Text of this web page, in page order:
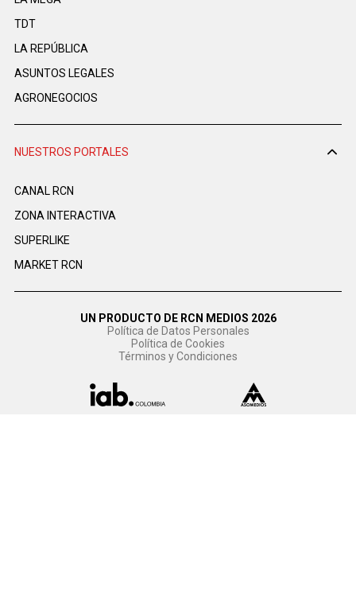
TDT
LA REPÚBLICA
ASUNTOS LEGALES
AGRONEGOCIOS
NUESTROS PORTALES
CANAL RCN
ZONA INTERACTIVA
SUPERLIKE
MARKET RCN
UN PRODUCTO DE RCN MEDIOS 2026
Política de Datos Personales
Política de Cookies
Términos y Condiciones